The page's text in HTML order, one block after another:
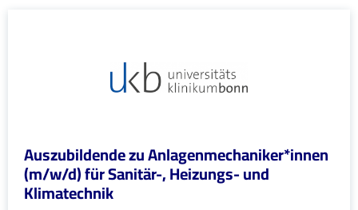
Auszubildende zu Anlagenmechaniker*innen
(m/w/d) für Sanitär-, Heizungs- und
Klimatechnik